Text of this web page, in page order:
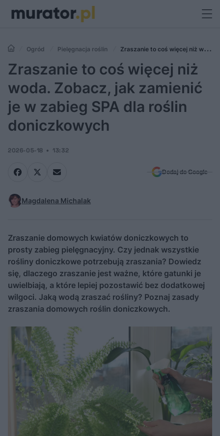
Ogród Pielęgnacja roślin
Zraszanie to coś więcej niż woda.
Zobacz, jak zamienić je w zabieg SPA dla roślin doniczkowych
Zraszanie to coś więcej niż
woda. Zobacz, jak zamienić
je w zabieg SPA dla roślin
doniczkowych
2026-05-18 13:32
Dodaj do Google
Magdalena Michalak
Zraszanie domowych kwiatów doniczkowych to
prosty zabieg pielęgnacyjny. Czy jednak wszystkie
rośliny doniczkowe potrzebują zraszania? Dowiedz
się, dlaczego zraszanie jest ważne, które gatunki je
uwielbiają, a które lepiej pozostawić bez dodatkowej
wilgoci. Jaką wodą zraszać rośliny? Poznaj zasady
zraszania domowych roślin doniczkowych.